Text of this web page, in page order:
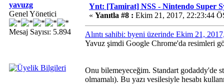
yavuzg
Genel Yönetici
Mesaj Sayısı: 5.894
Ynt: [Tamirat] NSS - Nintendo Super
« Yanıtla #8 : Ekim 21, 2017, 22:23:44
Alıntı sahibi: byeni üzerinde Ekim 21,
Yavuz şimdi Google Chrome'da resimleri
Onu bilemeyeceğim. Standart godaddy'de
olmamalı). Bu yazı vesilesiyle hesabı